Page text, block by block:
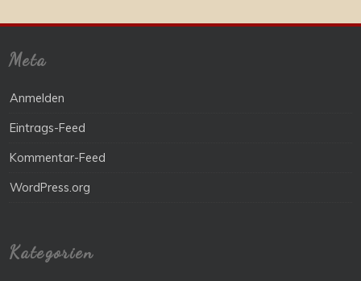
Meta
Anmelden
Eintrags-Feed
Kommentar-Feed
WordPress.org
Kategorien